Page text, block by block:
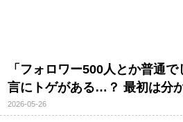
「フォロワー500人とか普通
言にトゲがある…？ 最初は分
2026-05-26